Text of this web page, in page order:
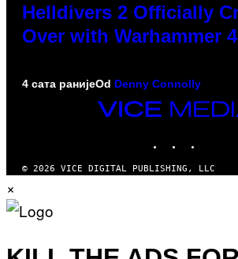
Helldivers 2 Officially
Over with Warhammer
4 сата ранијеOd Denny Connolly
VICE
MEDIA
© 2026 VICE DIGITAL PUBLISHING, LLC
×